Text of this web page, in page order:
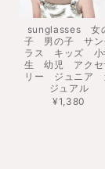
sunglasses 女
子 男の子 サン
ラス キッズ 小
生 幼児 アクセ
リー ジュニア
ジュアル
¥1,380